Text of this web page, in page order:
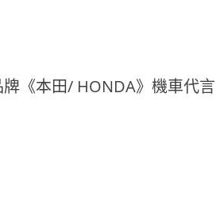
《本田/ HONDA》機車代言